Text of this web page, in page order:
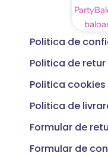
Politica de
Politica de retur
Politica cookies
Politica de
Formular de
Formular de